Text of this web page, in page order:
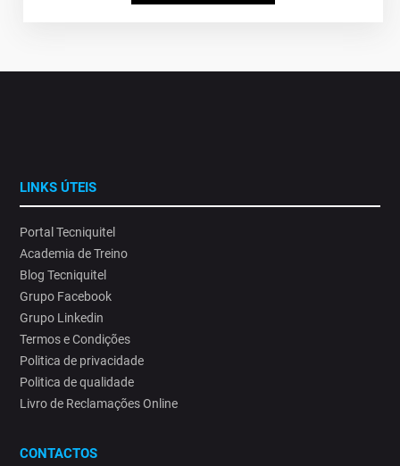
LINKS ÚTEIS
Portal Tecniquitel
Academia de Treino
Blog Tecniquitel
Grupo Facebook
Grupo Linkedin
Termos e Condições
Politica de privacidade
Politica de qualidade
Livro de Reclamações Online
CONTACTOS